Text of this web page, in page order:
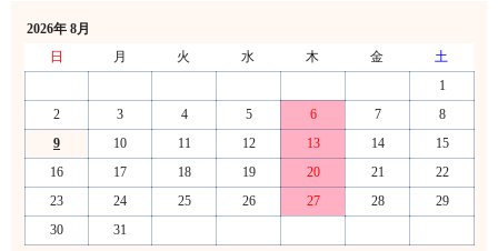
2026年 8月
日
月 火 水 木 金
土
1
2
3 4 5 6 7
8
9
10 11 12 13 14
15
16
17 18 19 20 21
22
23
24 25 26 27 28
29
30
31